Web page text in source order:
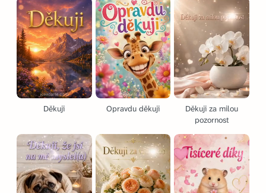
Děkuji Opravdu děkuji
Děkuji za milou
pozornost